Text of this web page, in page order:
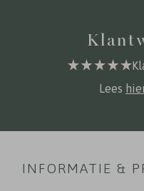
Lees
INFORMATIE &